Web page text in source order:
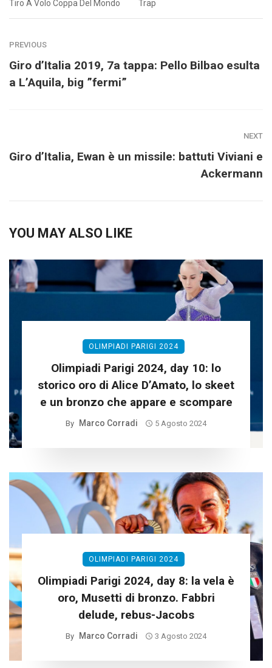
Tiro A Volo Coppa Del Mondo
Trap
PREVIOUS
Giro d’Italia 2019, 7a tappa: Pello Bilbao esulta
a L’Aquila, big ”fermi”
NEXT
Giro d’Italia, Ewan è un missile: battuti Viviani e
Ackermann
YOU MAY ALSO LIKE
OLIMPIADI PARIGI 2024
Olimpiadi Parigi 2024, day 10: lo
storico oro di Alice D’Amato, lo skeet
e un bronzo che appare e scompare
By Marco Corradi 5 Agosto 2024
OLIMPIADI PARIGI 2024
Olimpiadi Parigi 2024, day 8: la vela è
oro, Musetti di bronzo. Fabbri
delude, rebus-Jacobs
By Marco Corradi 3 Agosto 2024